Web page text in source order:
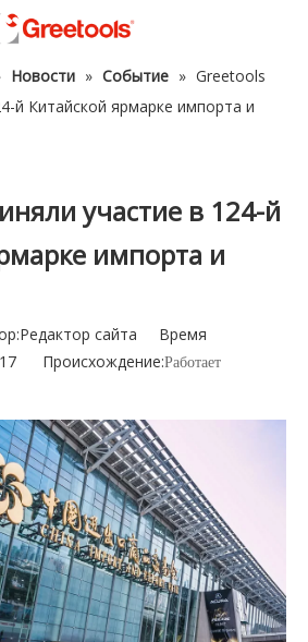
Новости » Событие » Greetools
й Китайской ярмарке импорта и
участие в 124-й
импорта и
сайта Время
17 Происхождение:Работает